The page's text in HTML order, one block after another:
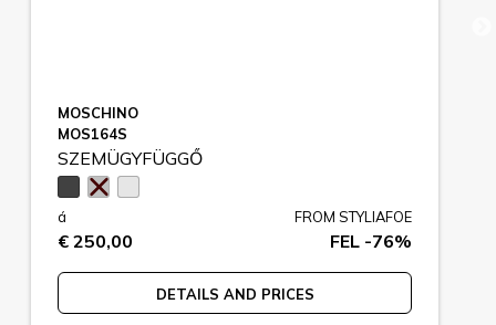
MOSCHINO
MOS164S
SZEMÜGYFÜGGŐ
á
€ 250,00
FROM STYLIAFOE
FEL -76%
DETAILS AND PRICES